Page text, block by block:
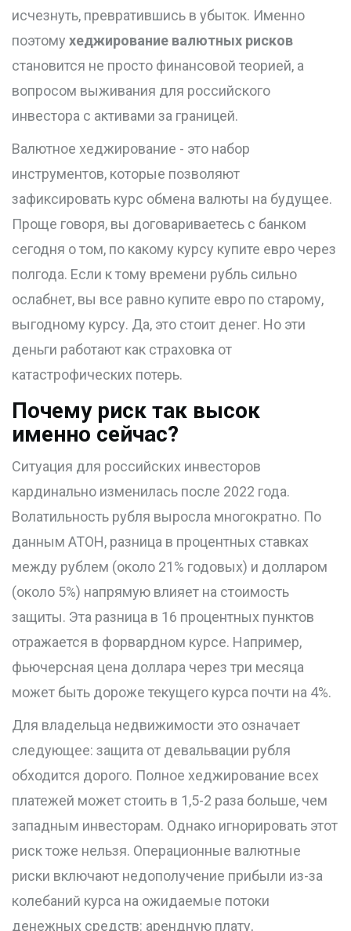
исчезнуть, превратившись в убыток. Именно
поэтому хеджирование валютных рисков
становится не просто финансовой теорией, а
вопросом выживания для российского
инвестора с активами за границей.
Валютное хеджирование - это набор
инструментов, которые позволяют
зафиксировать курс обмена валюты на будущее.
Проще говоря, вы договариваетесь с банком
сегодня о том, по какому курсу купите евро через
полгода. Если к тому времени рубль сильно
ослабнет, вы все равно купите евро по старому,
выгодному курсу. Да, это стоит денег. Но эти
деньги работают как страховка от
катастрофических потерь.
Почему риск так высок
именно сейчас?
Ситуация для российских инвесторов
кардинально изменилась после 2022 года.
Волатильность рубля выросла многократно. По
данным АТОН, разница в процентных ставках
между рублем (около 21% годовых) и долларом
(около 5%) напрямую влияет на стоимость
защиты. Эта разница в 16 процентных пунктов
отражается в форвардном курсе. Например,
фьючерсная цена доллара через три месяца
может быть дороже текущего курса почти на 4%.
Для владельца недвижимости это означает
следующее: защита от девальвации рубля
обходится дорого. Полное хеджирование всех
платежей может стоить в 1,5-2 раза больше, чем
западным инвесторам. Однако игнорировать этот
риск тоже нельзя. Операционные валютные
риски включают недополучение прибыли из-за
колебаний курса на ожидаемые потоки
денежных средств: арендную плату,